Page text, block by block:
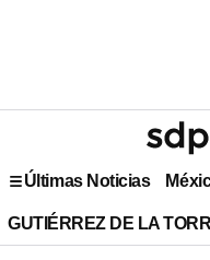
Últimas Noticias
GUTIÉRREZ DE LA